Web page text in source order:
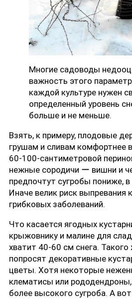
Многие садоводы
важность этого
каждой культуре нужен
определенный уровень
больше и не меньше.
Взять, к примеру, плодовые
грушам и сливам комфортнее
60-100-сантиметровой
нежные сородичи ー вишни и
предпочтут сугробы пониже,
Иначе велик риск выпревания
грибковых заболеваний.
Что касается ягодных
крыжовнику и малине для
хватит 40-60 см снега.
попросят декоративные
цветы. Хотя некоторые
клематисы или
более высокого сугроба. А